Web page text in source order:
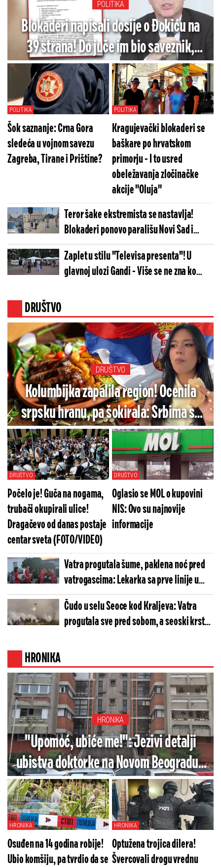
POLITIKA
Blokaderi napisali dosije o Đokiću na
39 strana! Do juče im bio saveznik,
sada je ''visokorizičan'' - Ovo mu
stavljaju na teret
POLITIKA
Šok saznanje: Crna Gora
sledeća u vojnom savezu
Zagreba, Tirane i Prištine?
POLITIKA
Kragujevački blokaderi se
baškare po hrvatskom
primorju - I to usred
obeležavanja zločinačke
akcije ''Oluja''
Teror šake ekstremista se nastavlja!
Blokaderi ponovo parališu Novi Sad i
maltretiraju pošten narod! (VIDEO)
Zaplet u stilu "Televisa presenta"! U
glavnoj ulozi Gandi - Više se ne zna ko
DRUŠTVO
DRUŠTVO
Kolumbijka zapalila region! Ocenila
srpsku hranu, pa šokirala: Srbima se
ovo neće baš dopasti (VIDEO)
DRUŠTVO
Počelo je! Guča na nogama,
trubači okupirali ulice!
Dragačevo od danas postaje
centar sveta (FOTO/VIDEO)
DRUŠTVO
Oglasio se MOL o kupovini
NIS: Ovo su najnovije
informacije
Vatra progutala šume, paklena noć pred
vatrogascima: Lekarka sa prve linije u
Ušću poslala potresnu poruku!
Čudo u selu Seoce kod Kraljeva: Vatra
progutala sve pred sobom, a seoski krst
HRONIKA
HRONIKA
"Upomoć, ubiće me!": Jezivi detalji
ubistva doktorke na Novom Beogradu -
Prijatelji i saradnici u šoku
HRONIKA
Osuđen na 14 godina robije!
Ubio komšiju, pa tvrdio da se
HRONIKA
Optužena trojica dilera!
Švercovali drogu vrednu